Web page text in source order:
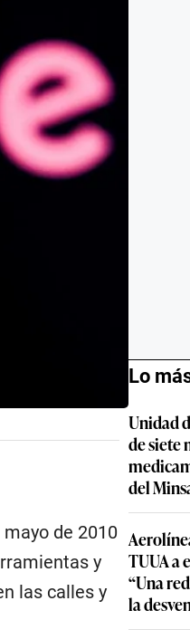
de 2010
y
las calles y
Lo
Unidad
de siete
del
TUUA a
“Una
la